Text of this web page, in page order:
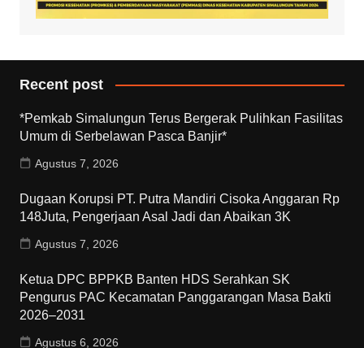
Recent post
*Pemkab Simalungun Terus Bergerak Pulihkan Fasilitas
Umum di Serbelawan Pasca Banjir*
Agustus 7, 2026
Dugaan Korupsi PT. Putra Mandiri Cisoka Anggaran Rp
148Juta, Pengerjaan Asal Jadi dan Abaikan 3K
Agustus 7, 2026
Ketua DPC BPPKB Banten HDS Serahkan SK
Pengurus PAC Kecamatan Panggarangan Masa Bakti
2026–2031
Agustus 6, 2026